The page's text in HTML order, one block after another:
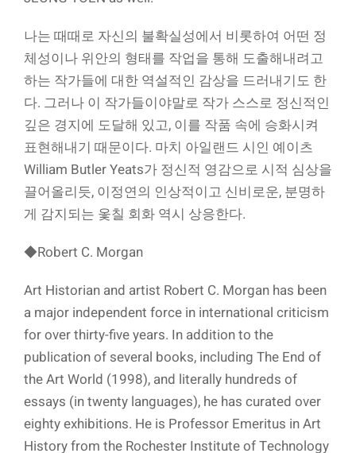
나는 때때로 자신의 불확실성에서 비롯하여 어떤 정
체성이나 위안의 형태를 작업을 통해 도출해내려고
하는 작가들에 대한 역설적인 감상을 드러내기도 한
다. 그러나 이 작가들이야말로 작가 스스로 정신적인
깊은 경지에 도달해 있고, 이를 작품 속에 승화시켜
표현해내기 때문이다. 마치 아일랜드 시인 예이츠
William Butler Yeats가 정신적 영감으로 시적 심상을
끌어올리듯, 이정연의 인상적이고 신비로운, 분명하
게 감지되는 옻칠 회화 역시 상응한다.
◆Robert C. Morgan
Art Historian and artist Robert C. Morgan has been
a major independent force in international criticism
for over thirty-five years. In addition to the
publication of several books, including The End of
the Art World (1998), and literally hundreds of
essays (in twenty languages), he has curated over
eighty exhibitions. He is Professor Emeritus in Art
History from the Rochester Institute of Technology